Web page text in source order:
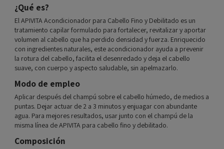
¿Qué es?
El APIVITA Acondicionador para Cabello Fino y Debilitado es un
tratamiento capilar formulado para fortalecer, revitalizar y aportar
volumen al cabello que ha perdido densidad y fuerza. Enriquecido
con ingredientes naturales, este acondicionador ayuda a prevenir
la rotura del cabello, facilita el desenredado y deja el cabello
suave, con cuerpo y aspecto saludable, sin apelmazarlo.
Modo de empleo
Aplicar después del champú sobre el cabello húmedo, de medios a
puntas. Dejar actuar de 2 a 3 minutos y enjuagar con abundante
agua. Para mejores resultados, usar junto con el champú de la
misma línea de APIVITA para cabello fino y debilitado.
Composición